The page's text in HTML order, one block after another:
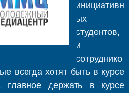
инициативн
ых
студентов,
и
сотруднико
всегда хотят быть в курсе
главное держать в курсе